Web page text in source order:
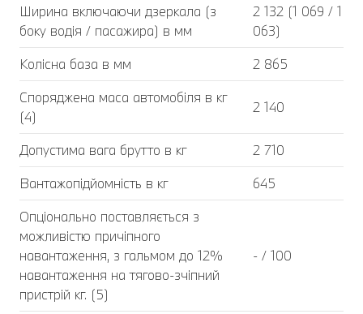
Ширина включаючи дзеркала (з
боку водія / пасажира) в мм
2 132 (1 069 / 1
063)
Колісна база в мм
2 865
Споряджена маса автомобіля в кг
(4)
2 140
Допустима вага брутто в кг
2 710
Вантажопідйомність в кг
645
Опціонально поставляється з
можливістю причіпного
навантаження, з гальмом до 12%
навантаження на тягово-зчіпний
пристрій кг. (5)
- / 100